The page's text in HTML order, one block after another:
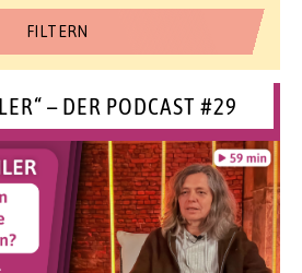
– DER PODCAST #29